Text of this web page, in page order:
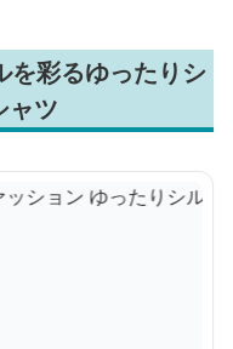
を彩るゆったりシ
ャツ